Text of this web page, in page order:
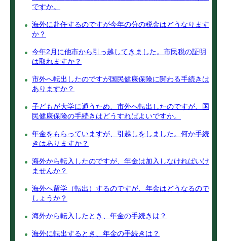
ですか。
海外に赴任するのですが今年の分の税金はどうなります
か？
今年2月に他市から引っ越してきました。市民税の証明
は取れますか？
市外へ転出したのですが国民健康保険に関わる手続きは
ありますか？
子どもが大学に通うため、市外へ転出したのですが、国
民健康保険の手続きはどうすればよいですか。
年金をもらっていますが、引越しをしました。何か手続
きはありますか？
海外から転入したのですが、年金は加入しなければいけ
ませんか？
海外へ留学（転出）するのですが、年金はどうなるので
しょうか？
海外から転入したとき、年金の手続きは？
海外に転出するとき、年金の手続きは？